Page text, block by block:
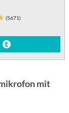
(5671)
mit